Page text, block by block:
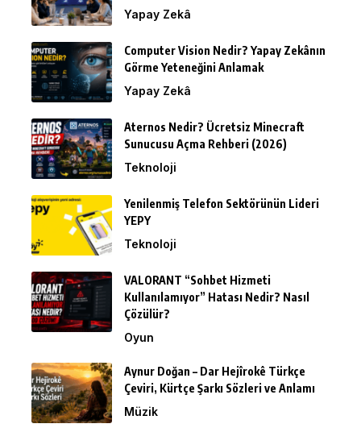
Yapay Zekâ
Computer Vision Nedir? Yapay Zekânın
Görme Yeteneğini Anlamak
Yapay Zekâ
Aternos Nedir? Ücretsiz Minecraft
Sunucusu Açma Rehberi (2026)
Teknoloji
Yenilenmiş Telefon Sektörünün Lideri
YEPY
Teknoloji
VALORANT “Sohbet Hizmeti
Kullanılamıyor” Hatası Nedir? Nasıl
Çözülür?
Oyun
Aynur Doğan – Dar Hejîrokê Türkçe
Çeviri, Kürtçe Şarkı Sözleri ve Anlamı
Müzik